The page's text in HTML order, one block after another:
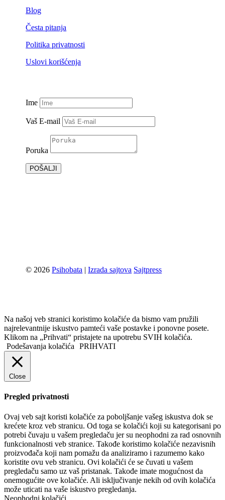
Blog
Česta pitanja
Politika privatnosti
Uslovi korišćenja
Ime
Vaš E-mail
Poruka
POŠALJI
© 2026Psihobata |Izrada sajtova Sajtpress
Na našoj veb stranici koristimo kolačiće da bismo vam pružili
najrelevantnije iskustvo pamteći vaše postavke i ponovne posete.
Klikom na „Prihvati“ pristajete na upotrebu SVIH kolačića.
Podešavanja kolačića
PRIHVATI
Close
Pregled privatnosti
Ovaj veb sajt koristi kolačiće za poboljšanje vašeg iskustva dok se
krećete kroz veb stranicu. Od toga se kolačići koji su kategorisani po
potrebi čuvaju u vašem pregledaču jer su neophodni za rad osnovnih
funkcionalnosti veb stranice. Takođe koristimo kolačiće nezavisnih
proizvođača koji nam pomažu da analiziramo i razumemo kako
koristite ovu veb stranicu. Ovi kolačići će se čuvati u vašem
pregledaču samo uz vaš pristanak. Takođe imate mogućnost da
onemogućite ove kolačiće. Ali isključivanje nekih od ovih kolačića
može uticati na vaše iskustvo pregledanja.
Neophodni kolačići